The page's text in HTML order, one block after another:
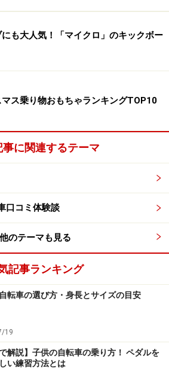
場合、ガイドが一押しする商品は
。BMX用自転車の基本設計を参考
いうだけあり乗車ポジションやバ
転車に近いこと、サドルとハンド
などがその理由です。
クの魅力について、ストライダー
う。
」はストライダー社の商標の一部
はラングスジャパン社の商標登録
仕様
調節ができるので、ある地度大きく
ルのフレームと、EVAポリマー製
にも大人気！「マイクロ」のキックボー
マス乗り物おもちゃランキングTOP10
事に関連するテーマ
口コミ体験談
他のテーマも見る
記事ランキング
転車の選び方・身長とサイズの目安
19
で解説】子供の自転車の乗り方！ ペダルを
い練習方法とは